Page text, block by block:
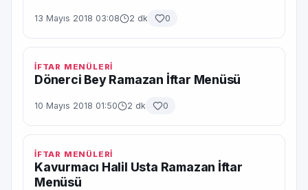
13 Mayıs 2018 03:08 2 dk 0
İFTAR MENÜLERİ
Dönerci Bey Ramazan İftar Menüsü
10 Mayıs 2018 01:50 2 dk 0
İFTAR MENÜLERİ
Kavurmacı Halil Usta Ramazan İftar
Menüsü